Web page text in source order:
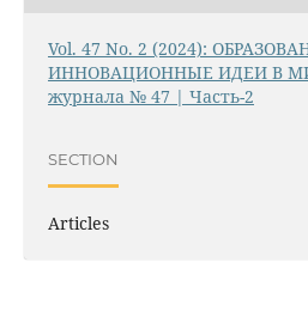
Vol. 47 No. 2 (2024):
ИННОВАЦИОННЫЕ ИДЕИ В
журнала № 47 | Часть-2
SECTION
Articles